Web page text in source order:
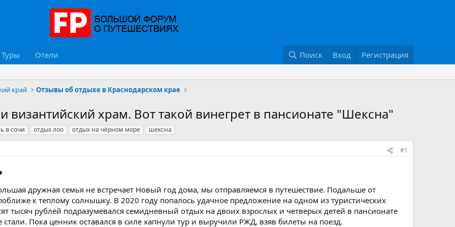
Туры Отели Поиск Вход Регистрация
край Отзывы об отдыхе в Краснодарском крае
храм. Вот такой винегрет в пансионате "Шексна"
в сочи отдых лоо отдых на чёрном море шексна
#1
дружная семья не встречает Новый год дома, мы отправляемся в путешествие. Подальше от
к теплому солнышку. В 2020 году попалось удачное предложение на одном из туристических
тысяч рублей подразумевался семидневный отдых на двоих взрослых и четверых детей в пансионате
Пока ценник оставался в силе хапнули тур и выручили РЖД, взяв билеты на поезд.